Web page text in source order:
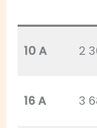
10 A 2
16 A 3